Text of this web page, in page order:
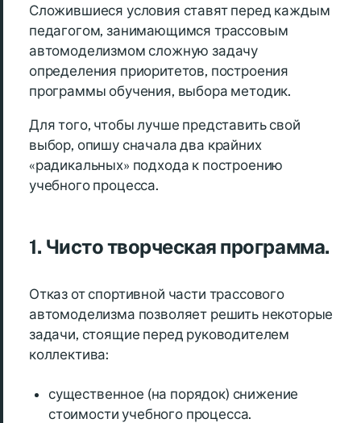
Сложившиеся условия ставят перед каждым
педагогом, занимающимся трассовым
автомоделизмом сложную задачу
определения приоритетов, построения
программы обучения, выбора методик.
Для того, чтобы лучше представить свой
выбор, опишу сначала два крайних
«радикальных» подхода к построению
учебного процесса.
1. Чисто творческая программа.
Отказ от спортивной части трассового
автомоделизма позволяет решить некоторые
задачи, стоящие перед руководителем
коллектива:
существенное (на порядок) снижение
стоимости учебного процесса.